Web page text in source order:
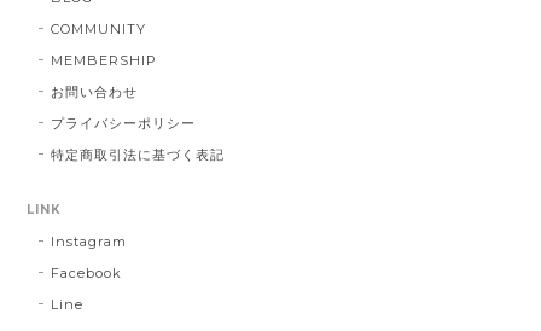
COMMUNITY
MEMBERSHIP
お問い合わせ
プライバシーポリシー
特定商取引法に基づく表記
LINK
Instagram
Facebook
Line